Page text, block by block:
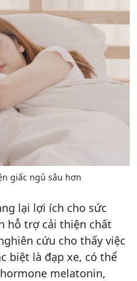
giấc ngủ sâu hơn
lại lợi ích cho sức
hỗ trợ cải thiện chất
cứu cho thấy việc
biệt là đạp xe, có thể
melatonin,